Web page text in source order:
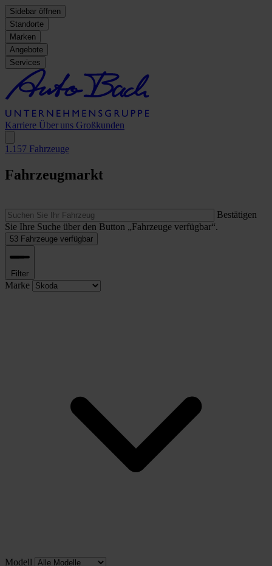
Sidebar öffnen
Standorte
Marken
Angebote
Services
Karriere Über uns Großkunden
1.157 Fahrzeuge
Fahrzeugmarkt
Bestätigen
Sie Ihre Suche über den Button „Fahrzeuge verfügbar“.
53 Fahrzeuge verfügbar
Filter
Marke
Modell